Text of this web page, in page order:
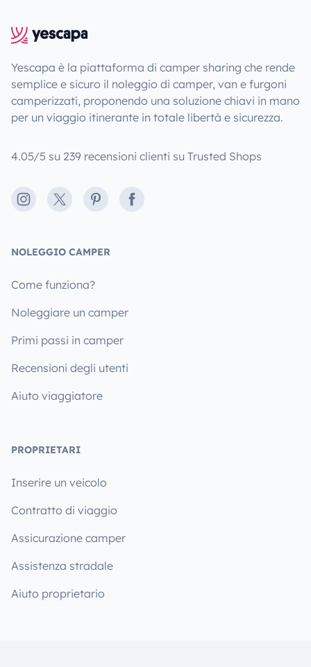
Yescapa è la piattaforma di camper sharing che rende
semplice e sicuro il noleggio di camper, van e furgoni
camperizzati, proponendo una soluzione chiavi in mano
per un viaggio itinerante in totale libertà e sicurezza.
4.05/5 su 239 recensioni clienti su Trusted Shops
Instagram
X PinterestFacebook
NOLEGGIO CAMPER
Come funziona?
Noleggiare un camper
Primi passi in camper
Recensioni degli utenti
Aiuto viaggiatore
PROPRIETARI
Inserire un veicolo
Contratto di viaggio
Assicurazione camper
Assistenza stradale
Aiuto proprietario